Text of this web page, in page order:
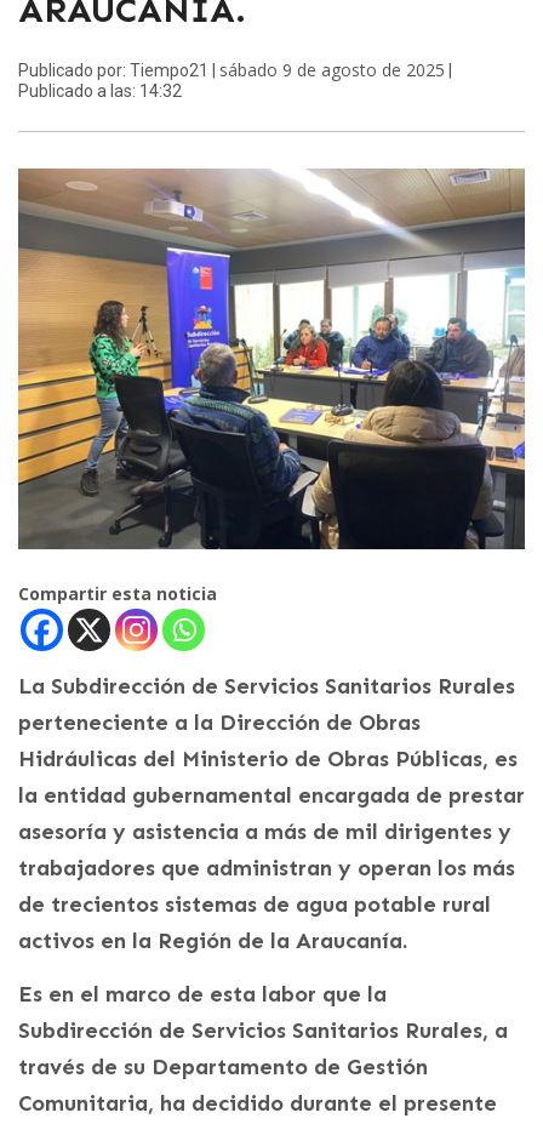
ARAUCANÍA.
Publicado por: Tiempo21 | sábado 9 de agosto de 2025
Publicado a las: 14:32
Compartir esta noticia
La Subdirección de Servicios Sanitarios Rurales
perteneciente a la Dirección de Obras
Hidráulicas del Ministerio de Obras Públicas, es
la entidad gubernamental encargada de prestar
asesoría y asistencia a más de mil dirigentes y
trabajadores que administran y operan los más
de trecientos sistemas de agua potable rural
activos en la Región de la Araucanía.
Es en el marco de esta labor que la
Subdirección de Servicios Sanitarios Rurales, a
través de su Departamento de Gestión
Comunitaria, ha decidido durante el presente